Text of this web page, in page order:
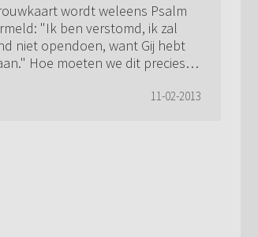
wordt weleens Psalm
"Ik ben verstomd, ik zal
niet opendoen, want Gij hebt
Hoe moeten we dit precies
11-02-2013